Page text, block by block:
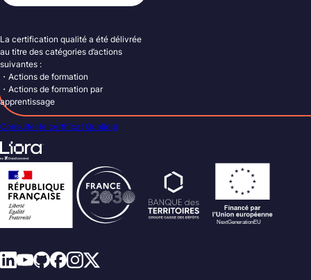
La certification qualité a été délivrée
au titre des catégories d’actions
suivantes :
・Actions de formation
・Actions de formation par
apprentissage
Consulter le certificat Qualiopi